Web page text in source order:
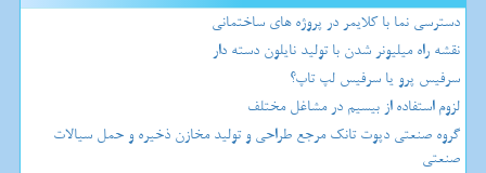
دسترسی نما با کلایمر در پروژه های ساختمانی
نقشه راه میلیونر شدن با تولید نایلون دسته دار
سرفیس پرو یا سرفیس لپ تاپ؟
لزوم استفاده از بیسیم در مشاغل مختلف
گروه صنعتی دپوت تانک مرجع طراحی و تولید مخازن ذخیره و حمل سیالات
صنعتی